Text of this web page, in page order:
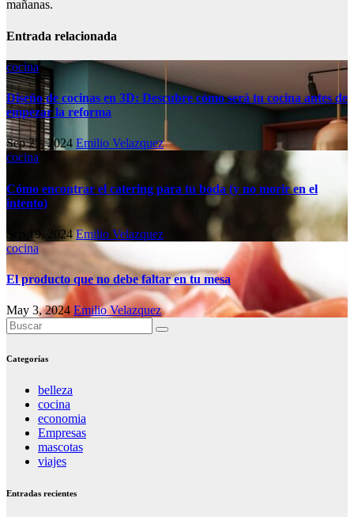
mañanas.
Entrada relacionada
cocina
Diseño de cocinas en 3D: Descubre cómo será tu cocina antes de
empezar la reforma
Sep 25, 2024 Emilio Velazquez
cocina
Cómo encontrar el catering para tu boda (y no morir en el
intento)
Sep 19, 2024Emilio Velazquez
cocina
El producto que no debe faltar en tu mesa
May 3, 2024 Emilio Velazquez
Categorías
belleza
cocina
economia
Empresas
mascotas
viajes
Entradas recientes